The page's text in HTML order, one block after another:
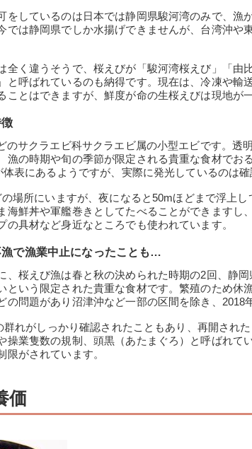
をしているのは日本では静岡県駿河湾のみで、漁
では静岡県でしか水揚げできませんが、台湾沖や
全く違うそうで、桜えびが「駿河湾桜えび」「由
と呼ばれているのも納得です。現在は、冷凍や輸
ことはできますが、鮮度が命の生桜えびは現地が
のサクラエビ科サクラエビ属の小型エビです。透
漁の時期や旬の季節が限定される貴重な食材でお
表にあるようですが、実際に発光しているのは確
場所にいますが、夜になると50mほどまで浮上
海鮮丼や軍艦巻きとしてたべることができますし
の具材など身近なところでも使われています。
で漁業中止になったことも…
、桜えび漁は春と秋の決められた時期の2回、静
という限定された貴重な食材です。繁殖のため休
の問題があり沼津沖など一部の区間を除き、2018
群れがしっかり確認されたこともあり、再開され
操業隻数の規制、頭黒（あたまぐろ）と呼ばれて
限がされています。
価